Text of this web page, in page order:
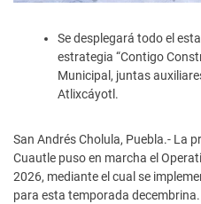
Se desplegará todo el
estrategia “Contigo
Municipal, juntas
Atlixcáyotl.
San Andrés Cholula, Puebla.- La
Cuautle puso en marcha el
2026, mediante el cual se
para esta temporada decembrina.